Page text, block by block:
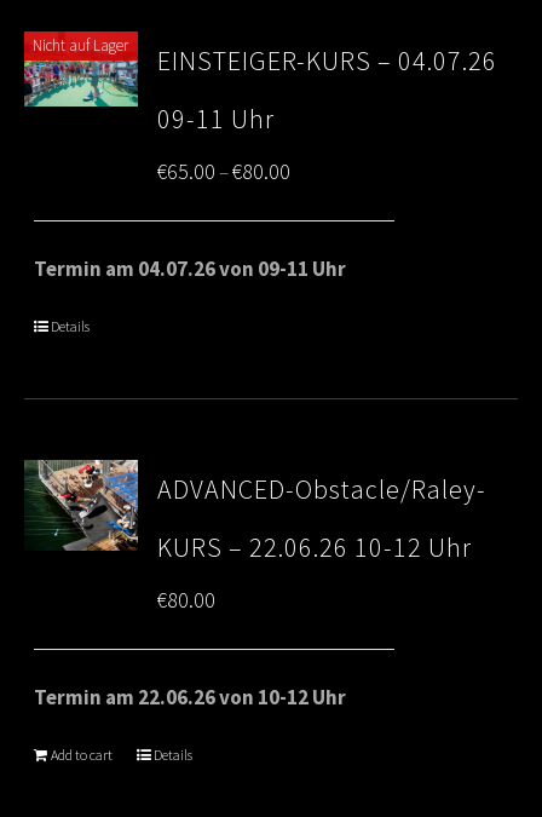
Nicht auf Lager
EINSTEIGER-KURS – 04.07.26
09-11 Uhr
€65.00–€80.00
range:
€65.00
Termin am 04.07.26 von 09-11 Uhr
Details
ADVANCED-Obstacle/Raley-
KURS – 22.06.26 10-12 Uhr
€80.00
Termin am 22.06.26 von 10-12 Uhr
Add to cart Details